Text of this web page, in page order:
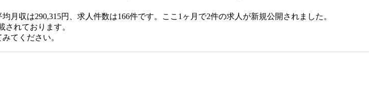
収は290,315円、求人件数は166件です。ここ1ヶ月で2件の求人が新規公開されました。
れております。
てください。